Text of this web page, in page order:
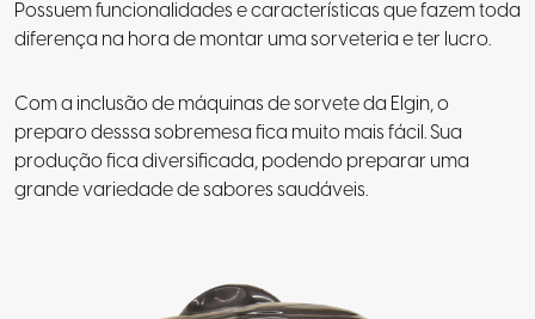
Possuem funcionalidades e características que fazem toda
diferença na hora de montar uma sorveteria e ter lucro.
Com a inclusão de máquinas de sorvete da Elgin, o
preparo desssa sobremesa fica muito mais fácil. Sua
produção fica diversificada, podendo preparar uma
grande variedade de sabores saudáveis.